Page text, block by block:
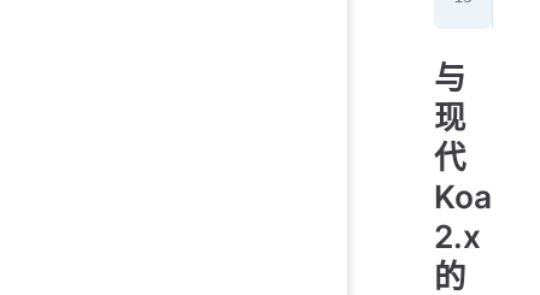
与
现
代
Koa
2.x
的